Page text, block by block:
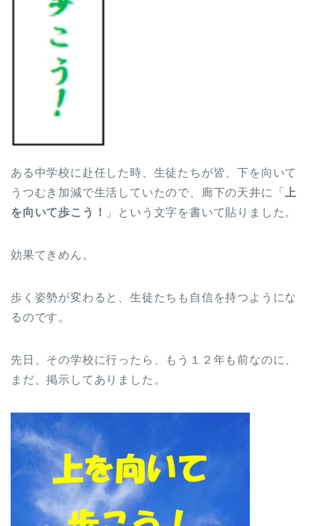
ある中学校に赴任した時、生徒たちが皆、下を向いて
うつむき加減で生活していたので、廊下の天井に「
上
を向いて歩こう！
」という文字を書いて貼りました。
効果てきめん。
歩く姿勢が変わると、生徒たちも自信を持つようにな
るのです。
先日、その学校に行ったら、もう１２年も前なのに、
まだ、掲示してありました。